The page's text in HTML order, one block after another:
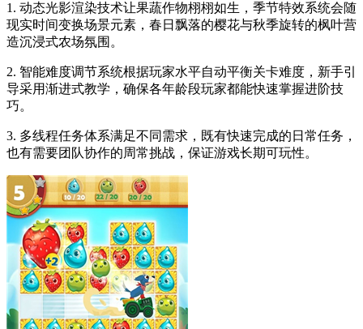
1. 动态光影渲染技术让果蔬作物栩栩如生，季节特效系统会随
现实时间变换场景元素，春日飘落的樱花与秋季旋转的枫叶营
造沉浸式农场氛围。
2. 智能难度调节系统根据玩家水平自动平衡关卡难度，新手引
导采用渐进式教学，确保各年龄段玩家都能快速掌握进阶技
巧。
3. 多线程任务体系满足不同需求，既有快速完成的日常任务，
也有需要团队协作的周常挑战，保证游戏长期可玩性。